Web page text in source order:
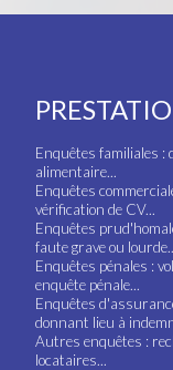
Enquêtes familiales :
alimentaire...
Enquêtes
vérification de CV...
Enquêtes
faute grave ou
Enquêtes pénales :
enquête pénale...
Enquêtes
donnant lieu à
Autres enquêtes :
locataires...